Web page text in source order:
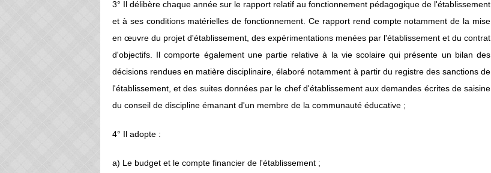
3° Il délibère chaque année sur le rapport relatif au fonctionnement pédagogique de l'établissement
et à ses conditions matérielles de fonctionnement. Ce rapport rend compte notamment de la mise
en œuvre du projet d'établissement, des expérimentations menées par l'établissement et du contrat
d'objectifs. Il comporte également une partie relative à la vie scolaire qui présente un bilan des
décisions rendues en matière disciplinaire, élaboré notamment à partir du registre des sanctions de
l'établissement, et des suites données par le chef d'établissement aux demandes écrites de saisine
du conseil de discipline émanant d'un membre de la communauté éducative ;
4° Il adopte :
a) Le budget et le compte financier de l'établissement ;